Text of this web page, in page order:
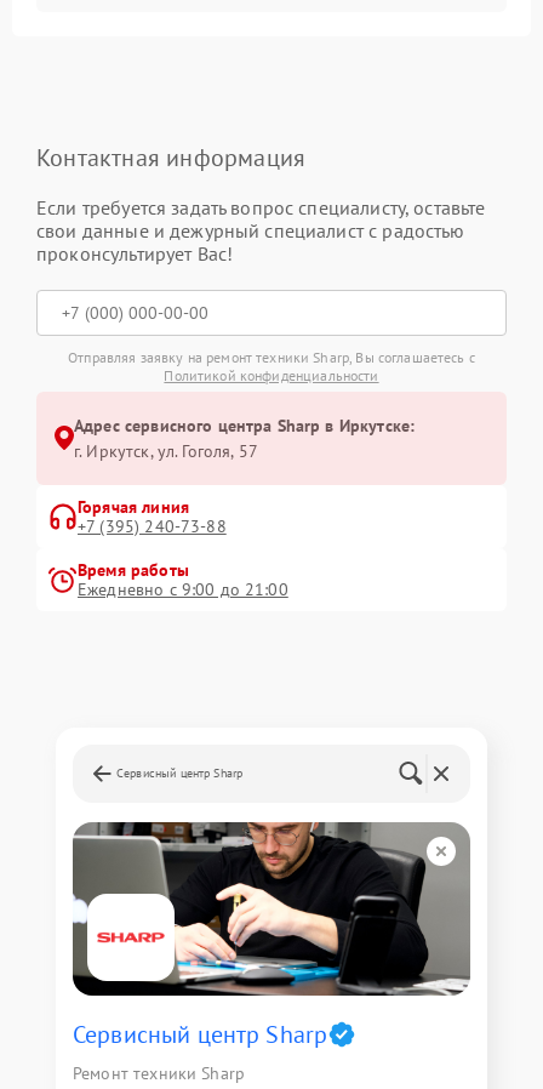
Контактная информация
Если требуется задать вопрос специалисту, оставьте
свои данные и дежурный специалист с радостью
проконсультирует Вас!
Отправляя заявку на ремонт техники Sharp, Вы соглашаетесь с
Политикой конфиденциальности
Адрес сервисного центра Sharp в Иркутске:
г. Иркутск, ул. ​Гоголя, 57
Горячая линия
+7 (395) 240-73-88
Время работы
Ежедневно с 9:00 до 21:00
Сервисный центр Sharp
Сервисный центр Sharp
Ремонт техники Sharp